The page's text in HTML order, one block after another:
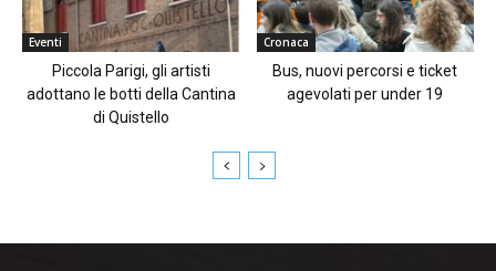
Eventi
Piccola Parigi, gli artisti
adottano le botti della Cantina
di Quistello
Cronaca
Bus, nuovi percorsi e ticket
agevolati per under 19